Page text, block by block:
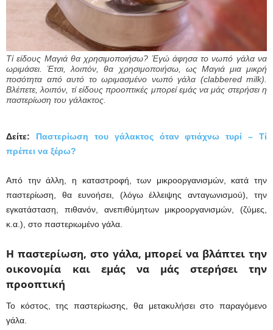
Τί είδους Μαγιά θα χρησιμοποιήσω? Έγώ άφησα το νωπό γάλα να
ωριμάσει. Έτσι, λοιπόν, θα χρησιμοποιήσω, ως Μαγιά μια μικρή
ποσότητα από αυτό το ωριμασμένο νωπό γάλα (clabbered milk).
Βλέπετε, λοιπόν, τί είδους προοπτικές μπορεί εμάς να μάς στερήσει η
παστερίωση του γάλακτος.
Δείτε: Παστερίωση του γάλακτος όταν φτιάχνω τυρί – Τί
πρέπει να ξέρω?
Από την άλλη, η καταστροφή, των μικροοργανισμών, κατά την
παστερίωση, θα ευνοήσει, (λόγω έλλειψης ανταγωνισμού), την
εγκατάσταση, πιθανόν, ανεπιθύμητων μικροοργανισμών, (ζύμες,
κ.α.), στο παστεριωμένο γάλα.
Η παστερίωση, στο γάλα, μπορεί να βλάπτει την
οικονομία και εμάς να μάς στερήσει την
προοπτική
Το κόστος, της παστερίωσης, θα μετακυλήσει στο παραγόμενο
γάλα.